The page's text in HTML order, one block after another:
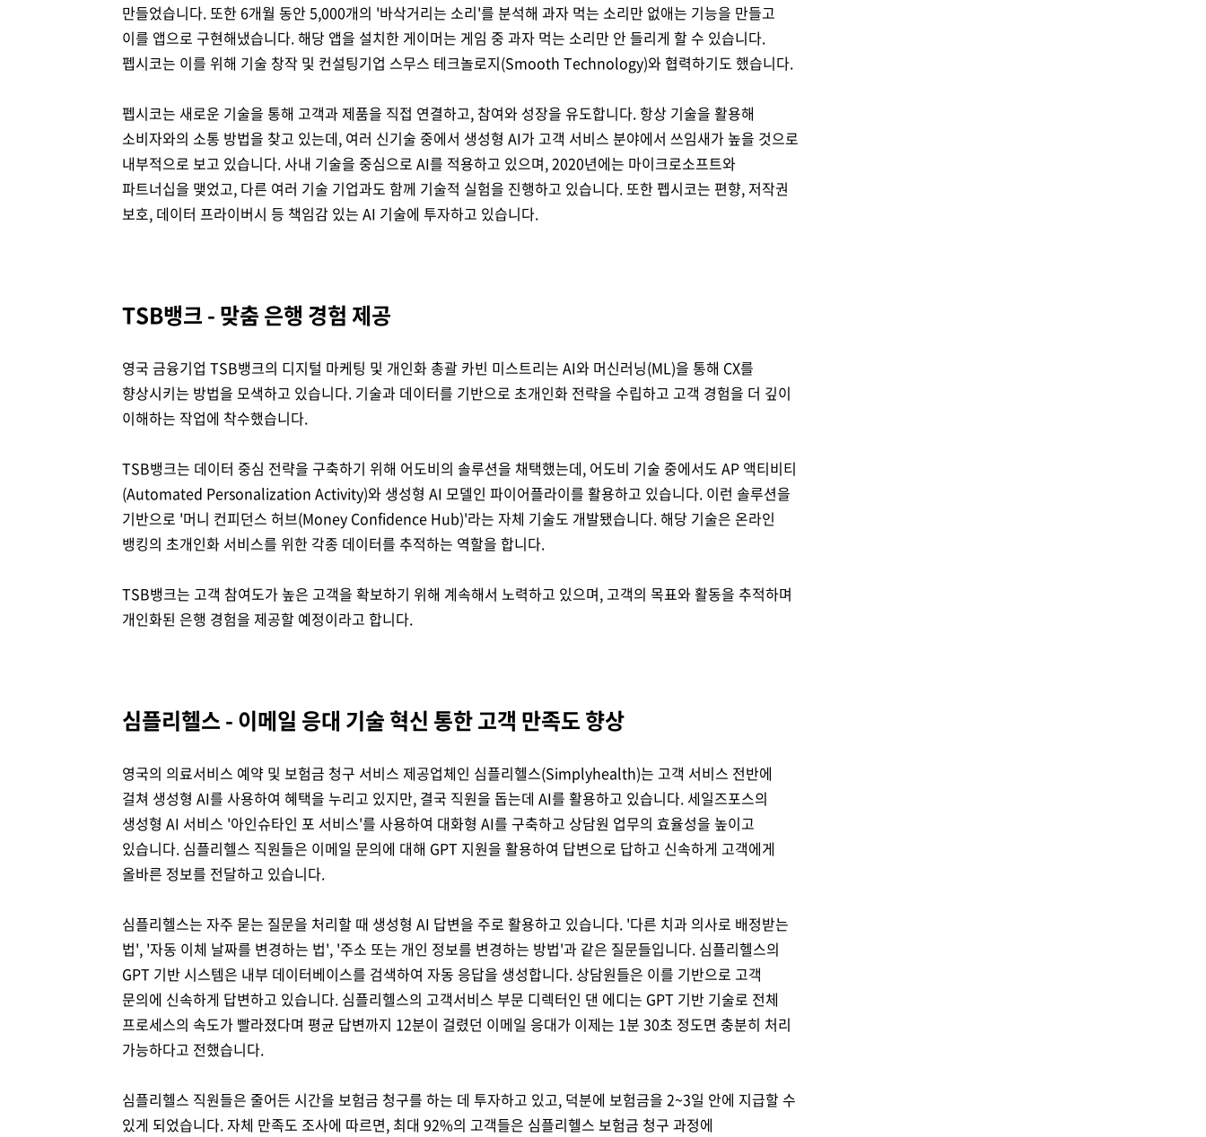
만들었습니다. 또한 6개월 동안 5,000개의 '바삭거리는 소리'를 분석해 과자 먹는 소리만 없애는 기능을 만들고
이를 앱으로 구현해냈습니다. 해당 앱을 설치한 게이머는 게임 중 과자 먹는 소리만 안 들리게 할 수 있습니다.
펩시코는 이를 위해 기술 창작 및 컨설팅기업 스무스 테크놀로지(Smooth Technology)와 협력하기도 했습니다.
펩시코는 새로운 기술을 통해 고객과 제품을 직접 연결하고, 참여와 성장을 유도합니다. 항상 기술을 활용해
소비자와의 소통 방법을 찾고 있는데, 여러 신기술 중에서 생성형 AI가 고객 서비스 분야에서 쓰임새가 높을 것으로
내부적으로 보고 있습니다. 사내 기술을 중심으로 AI를 적용하고 있으며, 2020년에는 마이크로소프트와
파트너십을 맺었고, 다른 여러 기술 기업과도 함께 기술적 실험을 진행하고 있습니다. 또한 펩시코는 편향, 저작권
보호, 데이터 프라이버시 등 책임감 있는 AI 기술에 투자하고 있습니다.
TSB뱅크 - 맞춤 은행 경험 제공
영국 금융기업 TSB뱅크의 디지털 마케팅 및 개인화 총괄 카빈 미스트리는 AI와 머신러닝(ML)을 통해 CX를
향상시키는 방법을 모색하고 있습니다. 기술과 데이터를 기반으로 초개인화 전략을 수립하고 고객 경험을 더 깊이
이해하는 작업에 착수했습니다.
TSB뱅크는 데이터 중심 전략을 구축하기 위해 어도비의 솔루션을 채택했는데, 어도비 기술 중에서도 AP 액티비티
(Automated Personalization Activity)와 생성형 AI 모델인 파이어플라이를 활용하고 있습니다. 이런 솔루션을
기반으로 '머니 컨피던스 허브(Money Confidence Hub)'라는 자체 기술도 개발됐습니다. 해당 기술은 온라인
뱅킹의 초개인화 서비스를 위한 각종 데이터를 추적하는 역할을 합니다.
TSB뱅크는 고객 참여도가 높은 고객을 확보하기 위해 계속해서 노력하고 있으며, 고객의 목표와 활동을 추적하며
개인화된 은행 경험을 제공할 예정이라고 합니다.
심플리헬스 - 이메일 응대 기술 혁신 통한 고객 만족도 향상
영국의 의료서비스 예약 및 보험금 청구 서비스 제공업체인 심플리헬스(Simplyhealth)는 고객 서비스 전반에
걸쳐 생성형 AI를 사용하여 혜택을 누리고 있지만, 결국 직원을 돕는데 AI를 활용하고 있습니다. 세일즈포스의
생성형 AI 서비스 '아인슈타인 포 서비스'를 사용하여 대화형 AI를 구축하고 상담원 업무의 효율성을 높이고
있습니다. 심플리헬스 직원들은 이메일 문의에 대해 GPT 지원을 활용하여 답변으로 답하고 신속하게 고객에게
올바른 정보를 전달하고 있습니다.
심플리헬스는 자주 묻는 질문을 처리할 때 생성형 AI 답변을 주로 활용하고 있습니다. '다른 치과 의사로 배정받는
법', '자동 이체 날짜를 변경하는 법', '주소 또는 개인 정보를 변경하는 방법'과 같은 질문들입니다. 심플리헬스의
GPT 기반 시스템은 내부 데이터베이스를 검색하여 자동 응답을 생성합니다. 상담원들은 이를 기반으로 고객
문의에 신속하게 답변하고 있습니다. 심플리헬스의 고객서비스 부문 디렉터인 댄 에디는 GPT 기반 기술로 전체
프로세스의 속도가 빨라졌다며 평균 답변까지 12분이 걸렸던 이메일 응대가 이제는 1분 30초 정도면 충분히 처리
가능하다고 전했습니다.
심플리헬스 직원들은 줄어든 시간을 보험금 청구를 하는 데 투자하고 있고, 덕분에 보험금을 2~3일 안에 지급할 수
있게 되었습니다. 자체 만족도 조사에 따르면, 최대 92%의 고객들은 심플리헬스 보험금 청구 과정에